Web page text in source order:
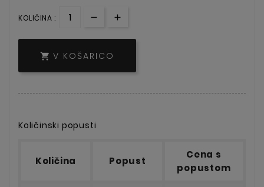
KOLIČINA :
 V KOŠARICO
Količinski popusti
Količina Popust
Cena s
popustom